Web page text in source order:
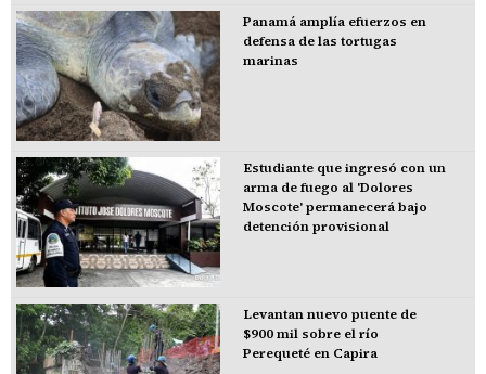
Panamá amplía efuerzos en
defensa de las tortugas
marinas
Estudiante que ingresó con un
arma de fuego al 'Dolores
Moscote' permanecerá bajo
detención provisional
Levantan nuevo puente de
$900 mil sobre el río
Perequeté en Capira